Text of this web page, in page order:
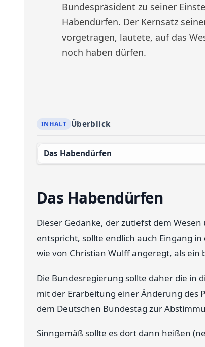
Bundespräsident zu seiner
Habendürfen. Der Kernsatz
vorgetragen, lautete, auf das
noch haben dürfen.
Überblick
Das Habendürfen
Das Habendürfen
Dieser Gedanke, der zutiefst dem
entspricht, sollte endlich auch Eingang
wie von Christian Wulff angeregt, als
Die Bundesregierung sollte daher die in
mit der Erarbeitung einer Änderung des
dem Deutschen Bundestag zur
Sinngemäß sollte es dort dann heißen